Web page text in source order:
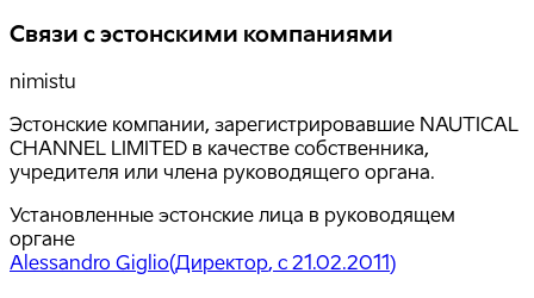
Связи с эстонскими компаниями
nimistu
Эстонские компании, зарегистрировавшие NAUTICAL
CHANNEL LIMITED в качестве собственника,
учредителя или члена руководящего органа.
Установленные эстонские лица в руководящем
органе
Alessandro Giglio(Директор, с 21.02.2011)